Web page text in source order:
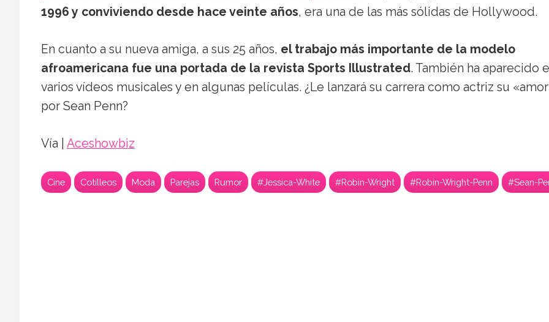
1996 y conviviendo desde hace veinte años, era una de las más sólidas de Hollywood.
En cuanto a su nueva amiga, a sus 25 años, el trabajo más importante de la modelo
afroamericana fue una portada de la revista Sports Illustrated. También ha aparecido
varios vídeos musicales y en algunas películas. ¿Le lanzará su carrera como actriz su
por Sean Penn?
Vía | Aceshowbiz
Cine Cotilleos Moda Parejas Rumor #Jessica-White #Robin-Wright #Robin-Wright-Penn #Sean-